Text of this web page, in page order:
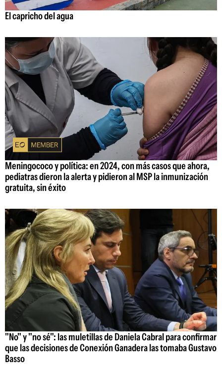
El capricho del agua
Meningococo y política: en 2024, con más casos que ahora,
pediatras dieron la alerta y pidieron al MSP la inmunización
gratuita, sin éxito
"No" y "no sé": las muletillas de Daniela Cabral para confirmar
que las decisiones de Conexión Ganadera las tomaba Gustavo
Basso